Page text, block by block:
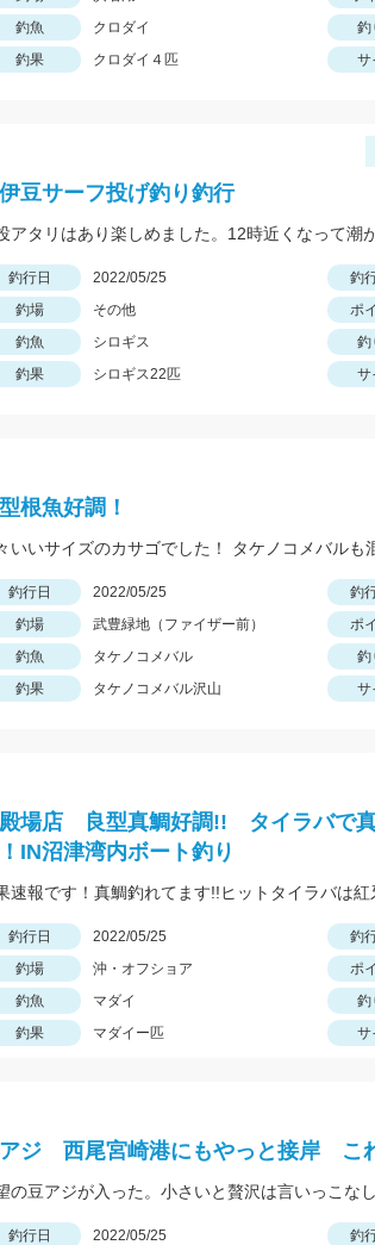
釣魚
クロダイ 釣
釣果
クロダイ４匹 サ
豆サーフ投げ釣り釣行
釣行日 2022/05/25 釣
釣場
その他
ポ
釣魚
シロギス 釣
釣果
シロギス22匹 サ
根魚好調！
いいサイズのカサゴでした！ タケノコメバルも
釣行日 2022/05/25 釣
釣場
武豊緑地（ファイザー前）
ポ
釣魚
タケノコメバル 釣
釣果
タケノコメバル沢山 サ
場店 良型真鯛好調!! タイラバで真
IN沼津湾内ボート釣り
釣行日 2022/05/25 釣
釣場
沖・オフショア ポ
釣魚
マダイ 釣
釣果
マダイー匹 サ
ジ 西尾宮崎港にもやっと接岸 こ
釣行日 2022/05/25 釣